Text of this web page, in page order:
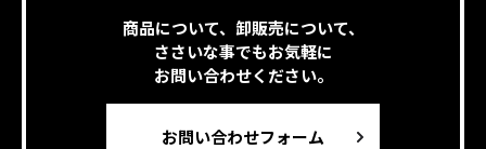
商品について、卸販売について、
ささいな事でもお気軽に
お問い合わせください。
お問い合わせフォーム